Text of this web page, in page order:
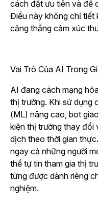
cách đặt ưu tiên và để
Điều này không chỉ tiết
căng thẳng cảm xúc
Vai Trò Của AI Trong
AI đang cách mạng
thị trường. Khi sử dụng
(ML) nâng cao, bot
kiện thị trường thay đổi
dịch theo thời gian thực.
ngay cả những người
thể tự tin tham gia thị
từng được dành riêng
nghiệm.